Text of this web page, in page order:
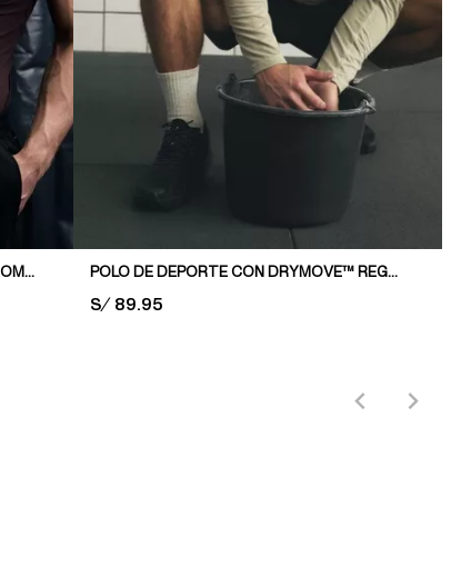
POLO DE DEPORTE CON DRYMOVE™ COMPRESSION FIT POLO DE DEPORTE CON DRYMOVE™ REGULAR FIT
PRICE:
S/ 89.95